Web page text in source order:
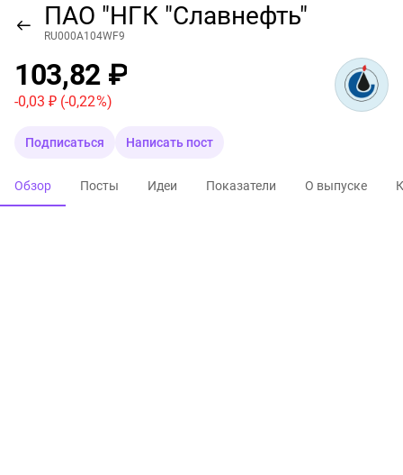
ПАО "НГК "Славнефть"
RU000A104WF9
103,82 ₽
-0,03 ₽ (-0,22 %)
Подписаться Написать пост
Обзор Посты Идеи Показатели О выпуске